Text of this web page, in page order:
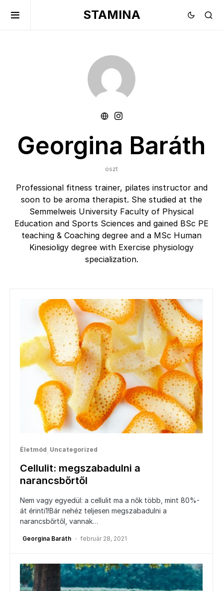
STAMINA
Georgina Baráth
oszt
Professional fitness trainer, pilates instructor and
soon to be aroma therapist. She studied at the
Semmelweis University Faculty of Physical
Education and Sports Sciences and gained BSc PE
teaching & Coaching degree and a MSc Human
Kinesioligy degree with Exercise physiology
specialization.
Életmód Uncategorized
Cellulit: megszabadulni a
narancsbőrtől
Nem vagy egyedül: a cellulit ma a nők több, mint 80%-
át érinti1!Bár nehéz teljesen megszabadulni a
narancsbőrtől, vannak…
Georgina Baráth február 28, 2021